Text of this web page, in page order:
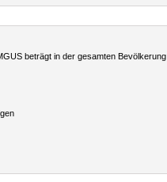
beträgt in der gesamten Bevölkerung